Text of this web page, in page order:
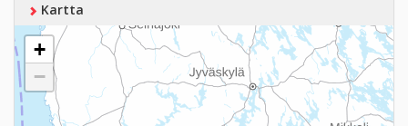
Kartta
+
−